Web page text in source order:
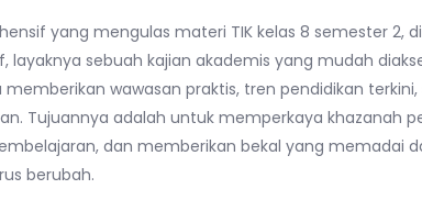
yang mengulas materi TIK kelas 8 semester 2,
sebuah kajian akademis yang mudah
wawasan praktis, tren pendidikan
Tujuannya adalah untuk memperkaya khazanah
dan memberikan bekal yang memadai
berubah.